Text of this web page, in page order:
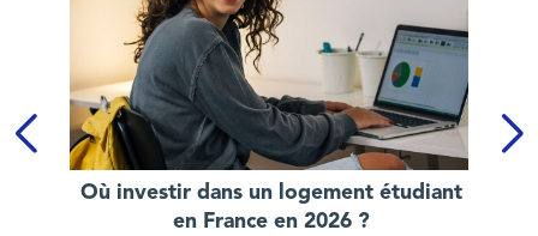
Où investir dans un logement étudiant en France en 2026 ?
Où investir dans un logement étudiant
en France en 2026 ?